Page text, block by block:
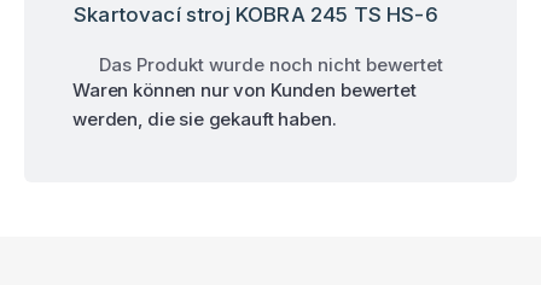
Skartovací stroj KOBRA 245 TS HS-6
Das Produkt wurde noch nicht bewertet
Waren können nur von Kunden bewertet
werden, die sie gekauft haben.